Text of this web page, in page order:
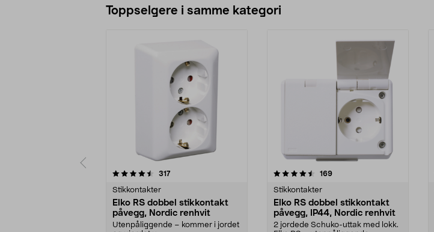
Toppselgere i samme kategori
317anmeldelser
Stikkontakter
Elko RS dobbel stikkontakt
påvegg, Nordic renhvit
Utenpåliggende – kommer i jordet
4.5 av 5 stjerner 169anmeldelser
Stikkontakter
Elko RS dobbel stikkontakt
påvegg, IP44, Nordic renhvit
2 jordede Schuko-uttak med lokk.
4.5 av 5 stjerner